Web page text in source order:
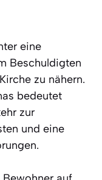
eine
Beschuldigten
zu nähern.
bedeutet
zur
und eine